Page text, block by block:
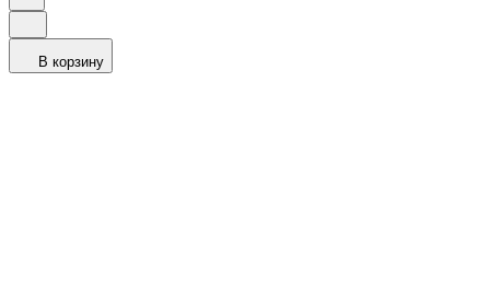
В корзину